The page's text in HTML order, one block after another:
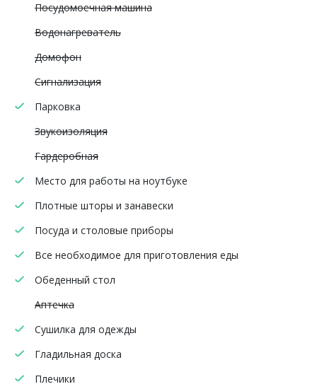
Посудомоечная машина
Водонагреватель
Домофон
Сигнализация
Парковка
Звукоизоляция
Гардеробная
Место для работы на ноутбуке
Плотные шторы и занавески
Посуда и столовые приборы
Все необходимое для приготовления еды
Обеденный стол
Аптечка
Сушилка для одежды
Гладильная доска
Плечики